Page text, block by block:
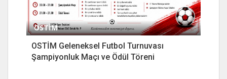
OSTİM
OSTİM Geleneksel Futbol Turnuvası
Şampiyonluk Maçı ve Ödül Töreni